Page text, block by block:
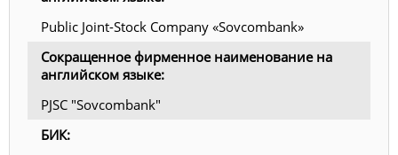
Public Joint-Stock Company «Sovcombank»
Сокращенное фирменное наименование на
английском языке:
PJSC "Sovcombank"
БИК: